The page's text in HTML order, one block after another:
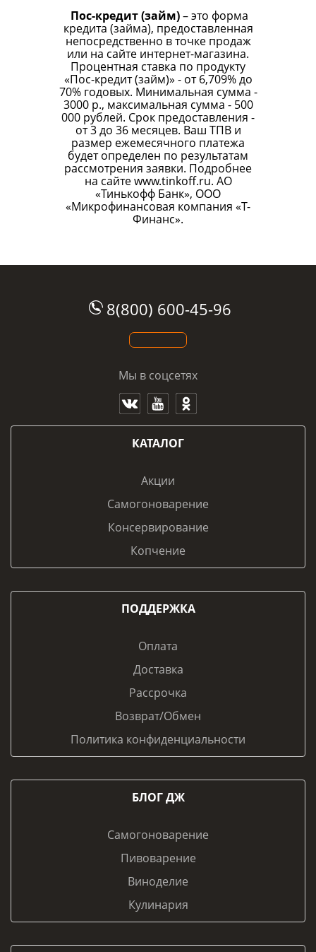
Пос-кредит (займ)– это форма
кредита (займа), предоставленная
непосредственно в точке продаж
или на сайте интернет-магазина.
Процентная ставка по продукту
«Пос-кредит (займ)» - от 6,709% до
70% годовых. Минимальная сумма -
3000 р., максимальная сумма - 500
000 рублей. Срок предоставления -
от 3 до 36 месяцев. Ваш ТПВ и
размер ежемесячного платежа
будет определен по результатам
рассмотрения заявки. Подробнее
на сайтеwww.tinkoff.ru. АО
«Тинькофф Банк», ООО
«Микрофинансовая компания «Т-
Финанс».
8(800) 600-45-96
Мы в соцсетях
КАТАЛОГ
Акции
Самогоноварение
Консервирование
Копчение
ПОДДЕРЖКА
Оплата
Доставка
Рассрочка
Возврат/Обмен
Политика конфиденциальности
БЛОГ ДЖ
Самогоноварение
Пивоварение
Виноделие
Кулинария